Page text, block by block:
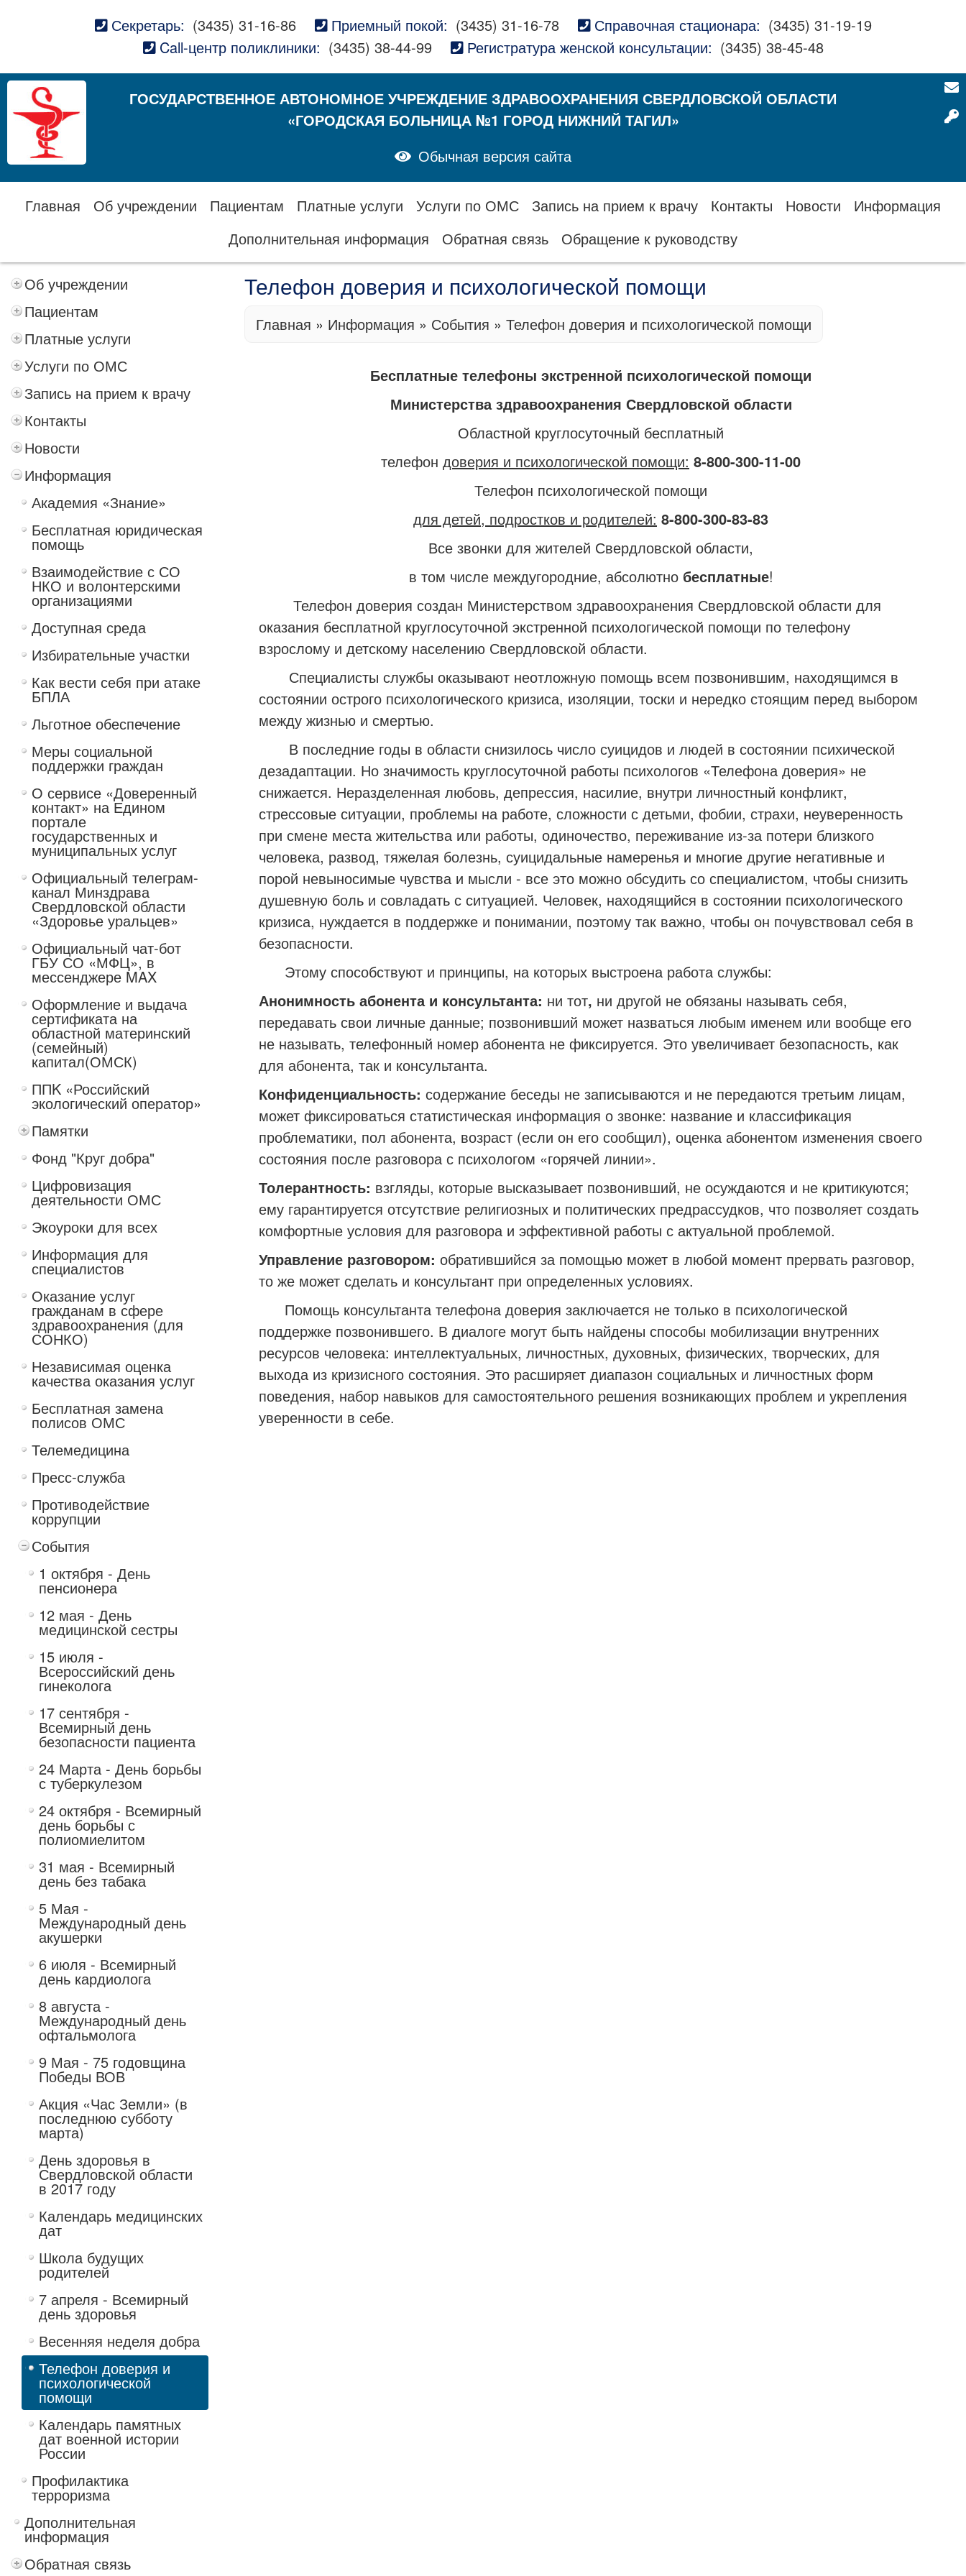
Секретарь: (3435) 31-16-86 Приемный покой: (3435) 31-16-78 Справочная стационара: (3435) 31-19-19
Call-центр поликлиники: (3435) 38-44-99 Регистратура женской консультации: (3435) 38-45-48
ГОСУДАРСТВЕННОЕ АВТОНОМНОЕ УЧРЕЖДЕНИЕ ЗДРАВООХРАНЕНИЯ СВЕРДЛОВСКОЙ ОБЛАСТИ
«ГОРОДСКАЯ БОЛЬНИЦА №1 ГОРОД НИЖНИЙ ТАГИЛ»
Обычная версия сайта
Главная Об учреждении Пациентам Платные услуги Услуги по ОМС Запись на прием к врачу Контакты Новости
Информация
Дополнительная информация
Обратная связь Обращение к руководству
Об учреждении
Пациентам
Платные услуги
Услуги по ОМС
Запись на прием к врачу
Контакты
Новости
Информация
Академия «Знание»
Бесплатная юридическая
помощь
Взаимодействие с СО
НКО и волонтерскими
организациями
Доступная среда
Избирательные участки
Как вести себя при атаке
БПЛА
Льготное обеспечение
Меры социальной
поддержки граждан
О сервисе «Доверенный
контакт» на Едином
портале
государственных и
муниципальных услуг
Официальный телеграм-
канал Минздрава
Свердловской области
«Здоровье уральцев»
Официальный чат-бот
ГБУ СО «МФЦ», в
мессенджере MAX
Оформление и выдача
сертификата на
областной материнский
(семейный)
капитал(ОМСК)
ППK «Российский
экологический оператор»
Памятки
Фонд "Круг добра"
Цифровизация
деятельности ОМС
Экоуроки для всех
Информация для
специалистов
Оказание услуг
гражданам в сфере
здравоохранения (для
СОНКО)
Независимая оценка
качества оказания услуг
Бесплатная замена
полисов ОМС
Телемедицина
Пресс-служба
Противодействие
коррупции
События
1 октября - День
пенсионера
12 мая - День
медицинской сестры
15 июля -
Всероссийский день
гинеколога
17 сентября -
Всемирный день
безопасности пациента
24 Марта - День борьбы
с туберкулезом
24 октября - Всемирный
день борьбы с
полиомиелитом
31 мая - Всемирный
день без табака
5 Мая -
Международный день
акушерки
6 июля - Всемирный
день кардиолога
8 августа -
Международный день
офтальмолога
9 Мая - 75 годовщина
Победы ВОВ
Акция «Час Земли» (в
последнюю субботу
марта)
День здоровья в
Свердловской области
в 2017 году
Календарь медицинских
дат
Школа будущих
родителей
7 апреля - Всемирный
день здоровья
Весенняя неделя добра
Телефон доверия и
психологической
помощи
Календарь памятных
дат военной истории
России
Профилактика
терроризма
Дополнительная
информация
Обратная связь
Телефон доверия и психологической помощи
Главная » Информация » События » Телефон доверия и психологической помощи
Бесплатные телефоны экстренной психологической помощи
Министерства здравоохранения Свердловской области
Областной круглосуточный бесплатный
телефон доверия и психологической помощи: 8-800-300-11-00
Телефон психологической помощи
для детей, подростков и родителей: 8-800-300-83-83
Все звонки для жителей Свердловской области,
в том числе междугородние, абсолютно бесплатные!
Телефон доверия создан Министерством здравоохранения Свердловской области для
оказания бесплатной круглосуточной экстренной психологической помощи по телефону
взрослому и детскому населению Свердловской области.
Специалисты службы оказывают неотложную помощь всем позвонившим, находящимся в
состоянии острого психологического кризиса, изоляции, тоски и нередко стоящим перед выбором
между жизнью и смертью.
В последние годы в области снизилось число суицидов и людей в состоянии психической
дезадаптации. Но значимость круглосуточной работы психологов «Телефона доверия» не
снижается. Неразделенная любовь, депрессия, насилие, внутри личностный конфликт,
стрессовые ситуации, проблемы на работе, сложности с детьми, фобии, страхи, неуверенность
при смене места жительства или работы, одиночество, переживание из-за потери близкого
человека, развод, тяжелая болезнь, суицидальные намеренья и многие другие негативные и
порой невыносимые чувства и мысли - все это можно обсудить со специалистом, чтобы снизить
душевную боль и совладать с ситуацией. Человек, находящийся в состоянии психологического
кризиса, нуждается в поддержке и понимании, поэтому так важно, чтобы он почувствовал себя в
безопасности.
Этому способствуют и принципы, на которых выстроена работа службы:
Анонимность абонента и консультанта: ни тот, ни другой не обязаны называть себя,
передавать свои личные данные; позвонивший может назваться любым именем или вообще его
не называть, телефонный номер абонента не фиксируется. Это увеличивает безопасность, как
для абонента, так и консультанта.
Конфиденциальность: содержание беседы не записываются и не передаются третьим лицам,
может фиксироваться статистическая информация о звонке: название и классификация
проблематики, пол абонента, возраст (если он его сообщил), оценка абонентом изменения своего
состояния после разговора с психологом «горячей линии».
Толерантность: взгляды, которые высказывает позвонивший, не осуждаются и не критикуются;
ему гарантируется отсутствие религиозных и политических предрассудков, что позволяет создать
комфортные условия для разговора и эффективной работы с актуальной проблемой.
Управление разговором: обратившийся за помощью может в любой момент прервать разговор,
то же может сделать и консультант при определенных условиях.
Помощь консультанта телефона доверия заключается не только в психологической
поддержке позвонившего. В диалоге могут быть найдены способы мобилизации внутренних
ресурсов человека: интеллектуальных, личностных, духовных, физических, творческих, для
выхода из кризисного состояния. Это расширяет диапазон социальных и личностных форм
поведения, набор навыков для самостоятельного решения возникающих проблем и укрепления
уверенности в себе.